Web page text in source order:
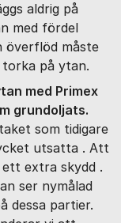
aldrig på
med fördel
överflöd måste
på ytan.
med Primex
grundoljats.
som tidigare
utsatta . Att
extra skydd .
ser nymålad
dessa partier.